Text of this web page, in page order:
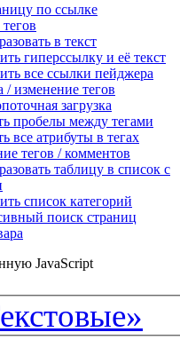
по ссылке
в текст
гиперссылку и её текст
все ссылки пейджера
изменение тегов
загрузка
пробелы между тегами
все атрибуты в тегах
тегов / комментов
таблицу в список с
список категорий
поиск страниц
JavaScript